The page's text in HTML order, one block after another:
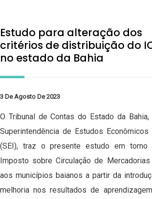
Estudo para alteração dos
critérios de distribuição do
no estado da Bahia
3 De Agosto De 2023
O Tribunal de Contas do Estado da
Superintendência de Estudos
(SEI), traz o presente estudo em torno
Imposto sobre Circulação de
aos municípios baianos a partir da
melhoria nos resultados de